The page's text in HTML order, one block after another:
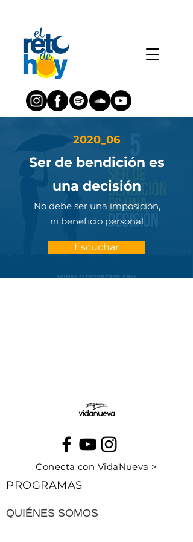
2020_06
Ser de bendición es
una decisión
No debe ser una imposición,
ni beneficio personal
Escuchar
Conecta con VidaNueva >
PROGRAMAS
QUIÉNES SOMOS